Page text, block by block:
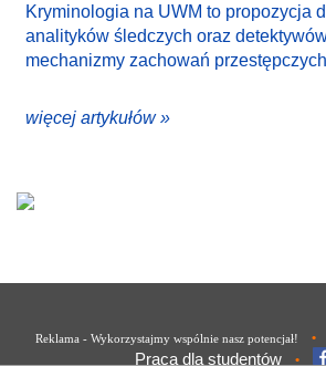
Kryminologia na UWM to propozycja
analityków śledczych oraz
mechanizmy zachowań
więcej artykułów »
Reklama - Wykorzystajmy wspólnie nasz potencjał! •
Praca dla studentów •